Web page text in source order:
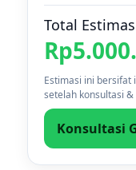
Total
Estimasi ini bersifat
setelah konsultasi
Konsultasi